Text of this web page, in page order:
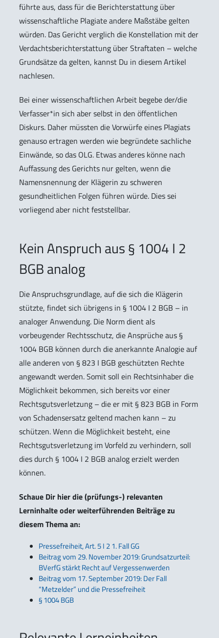
führte aus, dass für die Berichterstattung über
wissenschaftliche Plagiate andere Maßstäbe gelten
würden. Das Gericht verglich die Konstellation mit der
Verdachtsberichterstattung über Straftaten – welche
Grundsätze da gelten, kannst Du in diesem Artikel
nachlesen.
Bei einer wissenschaftlichen Arbeit begebe der/die
Verfasser*in sich aber selbst in den öffentlichen
Diskurs. Daher müssten die Vorwürfe eines Plagiats
genauso ertragen werden wie begründete sachliche
Einwände, so das OLG. Etwas anderes könne nach
Auffassung des Gerichts nur gelten, wenn die
Namensnennung der Klägerin zu schweren
gesundheitlichen Folgen führen würde. Dies sei
vorliegend aber nicht feststellbar.
Kein Anspruch aus § 1004 I 2
BGB analog
Die Anspruchsgrundlage, auf die sich die Klägerin
stützte, findet sich übrigens in § 1004 I 2 BGB – in
analoger Anwendung. Die Norm dient als
vorbeugender Rechtsschutz, die Ansprüche aus §
1004 BGB können durch die anerkannte Analogie auf
alle anderen von § 823 I BGB geschützten Rechte
angewandt werden. Somit soll ein Rechtsinhaber die
Möglichkeit bekommen, sich bereits vor einer
Rechtsgutsverletzung – die er mit § 823 BGB in Form
von Schadensersatz geltend machen kann – zu
schützen. Wenn die Möglichkeit besteht, eine
Rechtsgutsverletzung im Vorfeld zu verhindern, soll
dies durch § 1004 I 2 BGB analog erzielt werden
können.
Schaue Dir hier die (prüfungs-) relevanten
Lerninhalte oder weiterführenden Beiträge zu
diesem Thema an:
Pressefreiheit, Art. 5 I 2 1. Fall GG
Beitrag vom 29. November 2019: Grundsatzurteil:
BVerfG stärkt Recht auf Vergessenwerden
Beitrag vom 17. September 2019: Der Fall
“Metzelder” und die Pressefreiheit
§ 1004 BGB